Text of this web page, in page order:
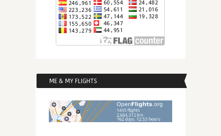
ME & MY FLIGHTS